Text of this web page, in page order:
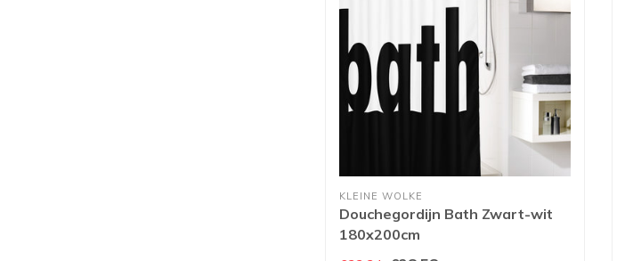
KLEINE WOLKE
Douchegordijn Bath Zwart-wit
180x200cm